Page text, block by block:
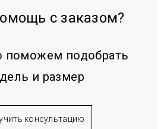
с заказом?
поможем подобрать
и размер
консультацию